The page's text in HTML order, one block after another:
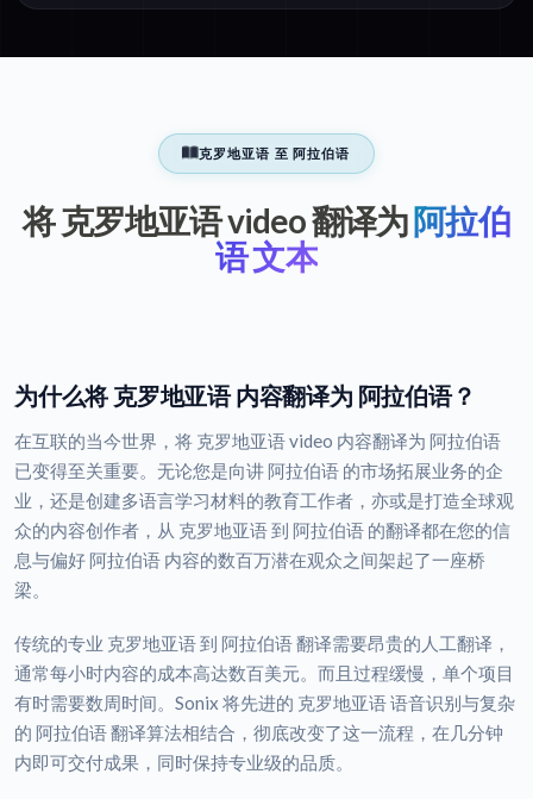
克罗地亚语 至 阿拉伯语
将 克罗地亚语 video 翻译为阿拉伯
语 文本
为什么将 克罗地亚语 内容翻译为 阿拉伯语？
在互联的当今世界，将 克罗地亚语 video 内容翻译为 阿拉伯语
已变得至关重要。无论您是向讲 阿拉伯语 的市场拓展业务的企
业，还是创建多语言学习材料的教育工作者，亦或是打造全球观
众的内容创作者，从 克罗地亚语 到 阿拉伯语 的翻译都在您的信
息与偏好 阿拉伯语 内容的数百万潜在观众之间架起了一座桥
梁。
传统的专业 克罗地亚语 到 阿拉伯语 翻译需要昂贵的人工翻译，
通常每小时内容的成本高达数百美元。而且过程缓慢，单个项目
有时需要数周时间。Sonix 将先进的 克罗地亚语 语音识别与复杂
的 阿拉伯语 翻译算法相结合，彻底改变了这一流程，在几分钟
内即可交付成果，同时保持专业级的品质。